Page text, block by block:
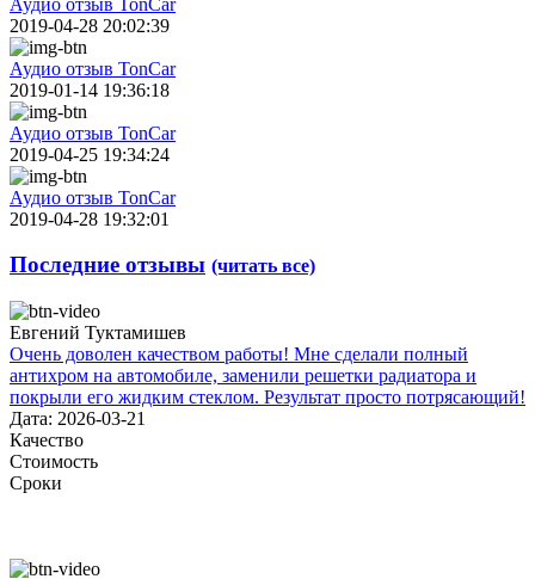
2019-04-28 20:02:39
Аудио отзыв TonCar
2019-01-14 19:36:18
Аудио отзыв TonCar
2019-04-25 19:34:24
Аудио отзыв TonCar
2019-04-28 19:32:01
Последние отзывы (читать все)
Евгений Туктамишев
Очень доволен качеством работы! Мне сделали полный
антихром на автомобиле, заменили решетки радиатора и
покрыли его жидким стеклом. Результат просто потрясающий!
Дата: 2026-03-21
Качество
Стоимость
Сроки